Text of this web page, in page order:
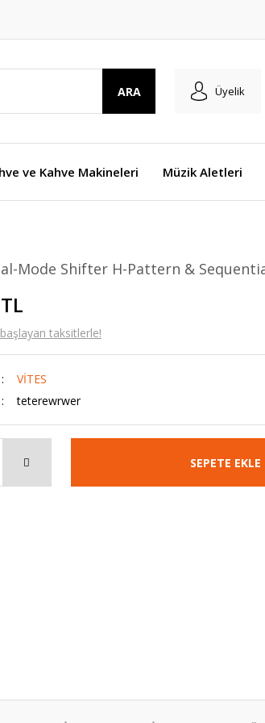
ARA Üyelik
ve Kahve Makineleri Müzik Aletleri
Mode Shifter H-Pattern &
taksitlerle!
VİTES
teterewrwer
SEPETE EKLE